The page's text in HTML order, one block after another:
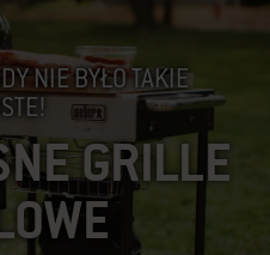
NIE BYŁO TAKIE
GRILLE